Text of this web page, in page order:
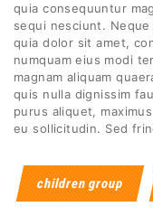
quia consequuntur
sequi nesciunt.
quia dolor sit amet,
numquam eius modi
magnam aliquam
quis nulla dignissim
purus aliquet,
eu sollicitudin. Sed
children group